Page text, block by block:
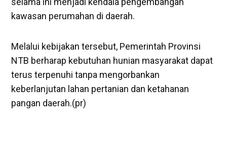
kawasan perumahan di daerah.
Melalui kebijakan tersebut, Pemerintah Provinsi
NTB berharap kebutuhan hunian masyarakat dapat
terus terpenuhi tanpa mengorbankan
keberlanjutan lahan pertanian dan ketahanan
pangan daerah.(pr)